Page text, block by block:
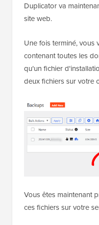
Duplicator va
site web.
Une fois terminé, vous
contenant toutes les
qu'un fichier
deux fichiers sur votre
Vous êtes maintenant
ces fichiers sur votre